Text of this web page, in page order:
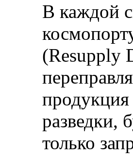
В каждой
(Resupply
разведки,
только